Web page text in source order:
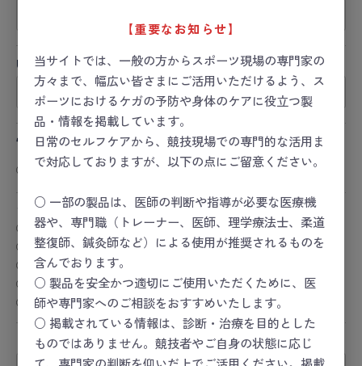
【重要なお知らせ】
当サイトでは、一般の方からスポーツ現場の専門家の
方々まで、幅広い皆さまにご活用いただけるよう、ス
ポーツにおけるケガの予防や身体のケアに役立つ製
品・情報を掲載しています。
日常のセルフケアから、競技現場での専門的な活用ま
で対応しておりますが、以下の点にご留意ください。
○ 一部の製品は、医師の判断や指導が必要な医療機
器や、専門職（トレーナー、医師、理学療法士、柔道
整復師、鍼灸師など）による使用が推奨されるものを
含んでおります。
○ 製品を安全かつ適切にご使用いただくために、医
師や専門家へのご相談をおすすめいたします。
○ 掲載されている情報は、診断・治療を目的とした
ものではありません。競技者やご自身の状態に応じ
URL
性別
男性
女性 その他 回答しない
おすすめレベル 必須
★★★★★
★★★★
★★★
★★
★
タイトル 必須